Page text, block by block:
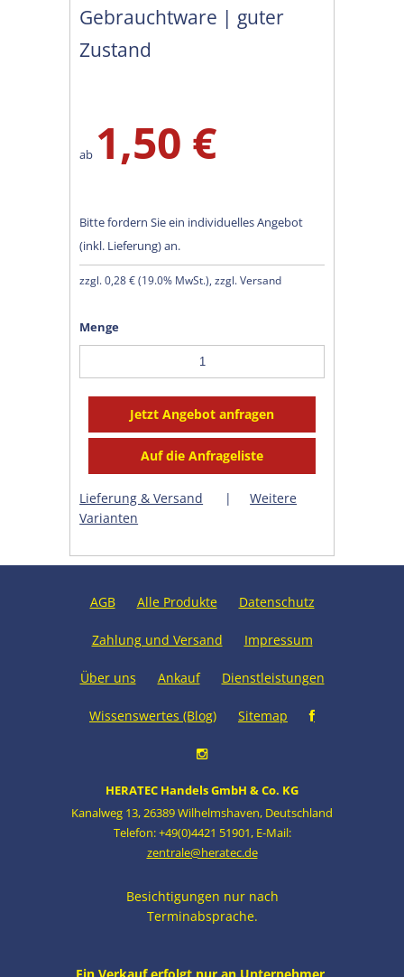
Gebrauchtware | guter
Zustand
ab 1,50 €
Bitte fordern Sie ein individuelles Angebot
(inkl. Lieferung) an.
zzgl.0,28 € (19.0% MwSt.), zzgl. Versand
Menge
Lieferung & Versand |
Weitere
Varianten
AGB Alle Produkte Datenschutz
Zahlung und Versand Impressum
Über uns Ankauf Dienstleistungen
Wissenswertes (Blog) Sitemap
HERATEC Handels GmbH & Co. KG
Kanalweg 13, 26389 Wilhelmshaven, Deutschland
Telefon: +49(0)4421 51901, E-Mail:
zentrale@heratec.de
Besichtigungen nur nach
Terminabsprache.
Ein Verkauf erfolgt nur an Unternehmer,